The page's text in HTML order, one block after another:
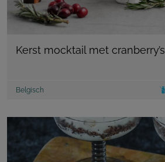
Kerst mocktail met cranberry’s
Belgisch